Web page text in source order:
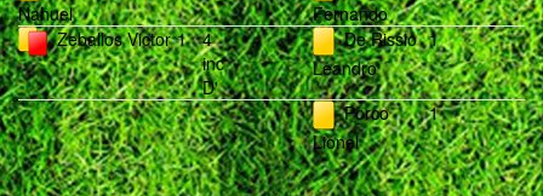
Nahuel
Fernando
Zeballos Victor 1
4
inc
D'
De Rissio
Leandro
1
Porco
Lionel
1